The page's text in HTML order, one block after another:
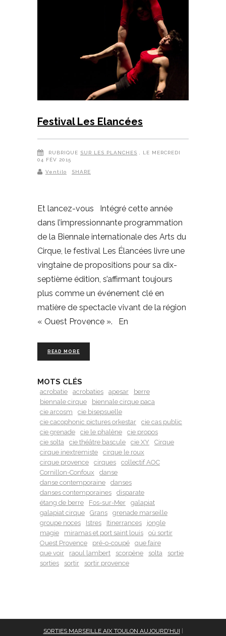
Festival Les Elancées
RUBRIQUE SUR LES PLANCHES
, LE MERCREDI
04 FÉV 2015
Ventilo SHARE
Et lancez-vous Intégré cette année
dans l’impressionnante programmation
de la Biennale internationale des Arts du
Cirque, le festival Les Élancées livre une
vingtaine de propositions pour sa dix-
septième édition, s’affirmant toujours
plus comme un événement clé en
matière de spectacle vivant de la région
« Ouest Provence ». En
READ MORE
MOTS CLÉS
acrobatie acrobaties apesar
berre
biennale cirque
biennale cirque paca
cie arcosm
cie bisepsuelle
cie cacophonic pictures orkestar
cie cas public
cie grenade
cie le phalène
cie propos
cie solta
cie théâtre bascule cie XY
Cirque
cirque inextremiste
cirque le roux
cirque provence
cirques
collectif AOC
Cornillon-Confoux
danse
danse contemporaine
danses
danses contemporaines
disparate
étang de berre
Fos-sur-Mer
galapiat
galapiat cirque
Grans
grenade marseille
groupe noces
Istres Itinerrances
jongle
magie
miramas et port saint louis
où sortir
Ouest Provence
pré-o-coupé
que faire
que voir
raoul lambert scorpène solta
sortie
sorties
sortir sortir provence
SORTIES MARSEILLE AIX TOULON AUJOURD'HUI